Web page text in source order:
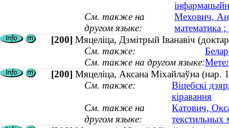
См. также на
другом языке:
Мехович,
математика
[200] Мяцелiца, Дзмiтрый Iванавiч
См. также:
См. также на другом языке:
[200] Мяцеліца, Аксана Міхайлаўна (нар.
См. также:
Віцебскі
кіравання
См. также на
другом языке:
Катович,
текстильных